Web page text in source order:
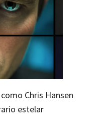
Chris Hansen
estelar